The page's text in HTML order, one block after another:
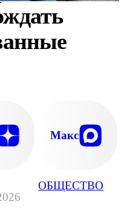
ОБЩЕСТВО
Макс